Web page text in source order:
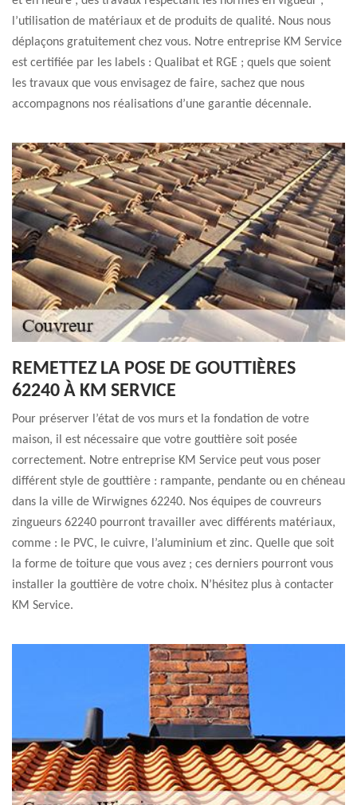
l’utilisation de matériaux et de produits de qualité. Nous nous
déplaçons gratuitement chez vous. Notre entreprise KM Service
est certifiée par les labels : Qualibat et RGE ; quels que soient
les travaux que vous envisagez de faire, sachez que nous
accompagnons nos réalisations d’une garantie décennale.
REMETTEZ LA POSE DE GOUTTIÈRES
62240 À KM SERVICE
Pour préserver l’état de vos murs et la fondation de votre
maison, il est nécessaire que votre gouttière soit posée
correctement. Notre entreprise KM Service peut vous poser
différent style de gouttière : rampante, pendante ou en chéneau
dans la ville de Wirwignes 62240. Nos équipes de couvreurs
zingueurs 62240 pourront travailler avec différents matériaux,
comme : le PVC, le cuivre, l’aluminium et zinc. Quelle que soit
la forme de toiture que vous avez ; ces derniers pourront vous
installer la gouttière de votre choix. N’hésitez plus à contacter
KM Service.